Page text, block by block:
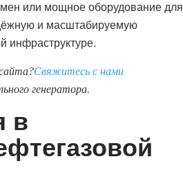
или мощное оборудование для
и масштабируемую
инфраструктуре.
Свяжитесь с нами
генератора.
в